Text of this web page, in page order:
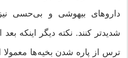
داروهای بیهوشی و بی‌حسی
شدیدتر كنند. نكته دیگر اینكه
ترس از پاره شدن بخیه‌ها معمولا